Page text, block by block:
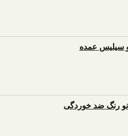
سیلیس عمده
رنگ ضد خوردگی